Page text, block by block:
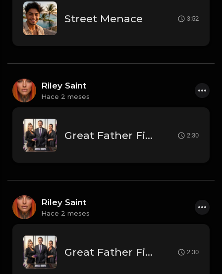
Street Menace 3:52
Riley Saint
Hace 2 meses
Great Father Figure 2:30
Riley Saint
Hace 2 meses
Great Father Figure 2:30